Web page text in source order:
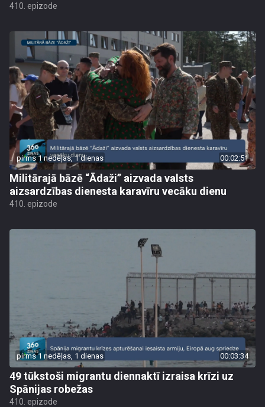
410. epizode
pirms 1 nedēļas, 1 dienas 00:02:51
Militārajā bāzē “Ādaži” aizvada valsts
aizsardzības dienesta karavīru vecāku dienu
410. epizode
pirms 1 nedēļas, 1 dienas 00:03:34
49 tūkstoši migrantu diennaktī izraisa krīzi uz
Spānijas robežas
410. epizode